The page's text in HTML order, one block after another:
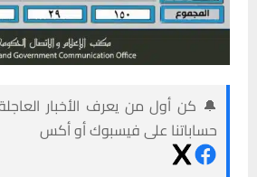
🔔 كن أول من يعرف الأخبار
حساباتنا على فيسبوك أو أكس